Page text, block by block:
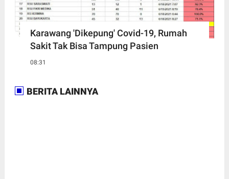
Karawang 'Dikepung' Covid-19, Rumah
Sakit Tak Bisa Tampung Pasien
08:31
BERITA LAINNYA